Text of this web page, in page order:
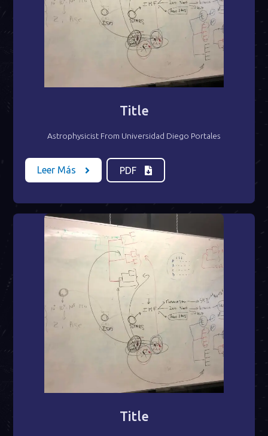
Title
Astrophysicist From Universidad Diego Portales
Leer Más PDF
Title